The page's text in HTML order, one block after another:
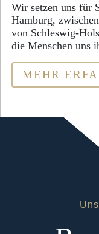
Wir setzen uns für
Hamburg,
von Schleswig-
die Menschen uns
MEHR